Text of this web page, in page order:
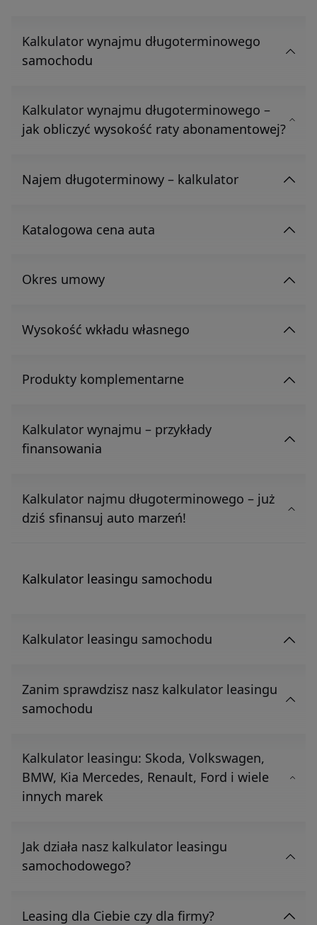
Kalkulator wynajmu długoterminowego
samochodu
Kalkulator wynajmu długoterminowego –
jak obliczyć wysokość raty abonamentowej?
Najem długoterminowy – kalkulator
Katalogowa cena auta
Okres umowy
Wysokość wkładu własnego
Produkty komplementarne
Kalkulator wynajmu – przykłady
finansowania
Kalkulator najmu długoterminowego – już
dziś sfinansuj auto marzeń!
Kalkulator leasingu samochodu
Kalkulator leasingu samochodu
Zanim sprawdzisz nasz kalkulator leasingu
samochodu
Kalkulator leasingu: Skoda, Volkswagen,
BMW, Kia Mercedes, Renault, Ford i wiele
innych marek
Jak działa nasz kalkulator leasingu
samochodowego?
Leasing dla Ciebie czy dla firmy?